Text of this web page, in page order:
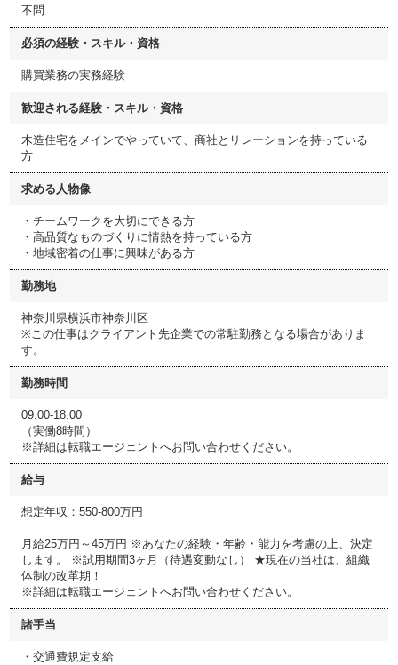
不問
必須の経験・スキル・資格
購買業務の実務経験
歓迎される経験・スキル・資格
木造住宅をメインでやっていて、商社とリレーションを持っている
方
求める人物像
・チームワークを大切にできる方
・高品質なものづくりに情熱を持っている方
・地域密着の仕事に興味がある方
勤務地
神奈川県横浜市神奈川区
※この仕事はクライアント先企業での常駐勤務となる場合がありま
す。
勤務時間
09:00-18:00
（実働8時間）
※詳細は転職エージェントへお問い合わせください。
給与
想定年収：550-800万円
月給25万円～45万円 ※あなたの経験・年齢・能力を考慮の上、決定
します。 ※試用期間3ヶ月（待遇変動なし） ★現在の当社は、組織
体制の改革期！
※詳細は転職エージェントへお問い合わせください。
諸手当
・交通費規定支給